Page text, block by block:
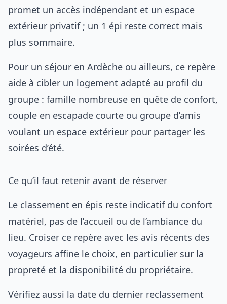
promet un accès indépendant et un espace
extérieur privatif ; un 1 épi reste correct mais
plus sommaire.
Pour un séjour en Ardèche ou ailleurs, ce repère
aide à cibler un logement adapté au profil du
groupe : famille nombreuse en quête de confort,
couple en escapade courte ou groupe d’amis
voulant un espace extérieur pour partager les
soirées d’été.
Ce qu’il faut retenir avant de réserver
Le classement en épis reste indicatif du confort
matériel, pas de l’accueil ou de l’ambiance du
lieu. Croiser ce repère avec les avis récents des
voyageurs affine le choix, en particulier sur la
propreté et la disponibilité du propriétaire.
Vérifiez aussi la date du dernier reclassement